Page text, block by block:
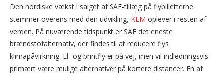
Den nordiske vækst i salget af SAF-tillæg på flybilletterne
stemmer overens med den udvikling, KLM oplever i resten af
verden. På nuværende tidspunkt er SAF det eneste
brændstofalternativ, der findes til at reducere flys
klimapåvirkning. El- og brintfly er på vej, men vil indledningsvis
primært være mulige alternativer på kortere distancer. En af